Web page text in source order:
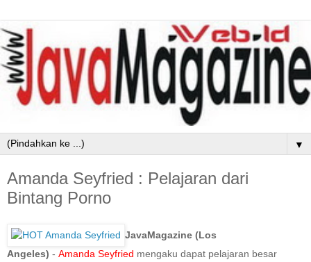
▼
Amanda Seyfried : Pelajaran dari
Bintang Porno
JavaMagazine (Los
Angeles) - Amanda Seyfried mengaku dapat pelajaran besar